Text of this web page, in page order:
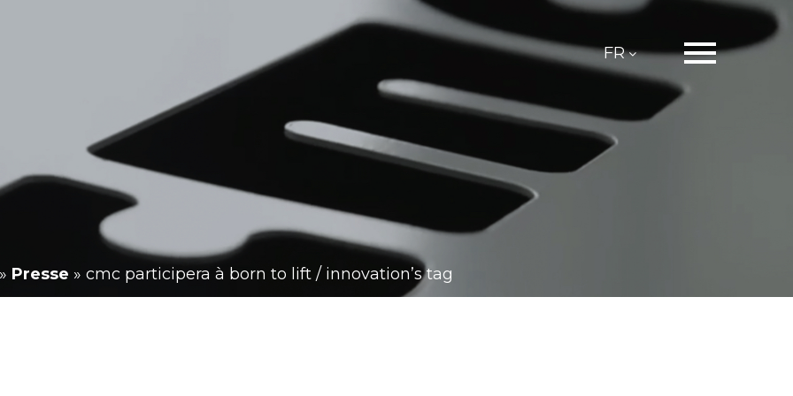
FR
Presse » cmc participera à born to lift / innovation’s tag